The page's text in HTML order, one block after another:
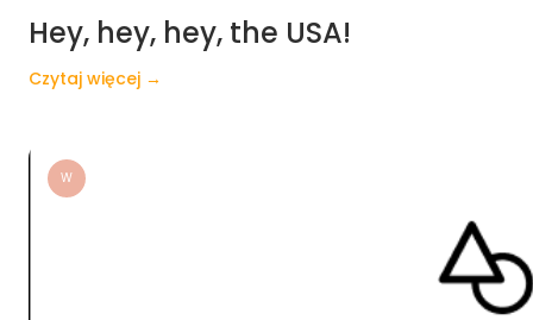
Hey, hey, hey, the USA!
Czytaj więcej →
W